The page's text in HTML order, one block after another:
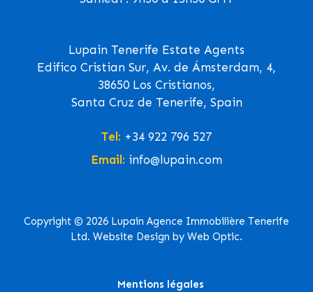
Lupain Tenerife Estate Agents
Edifico Cristian Sur, Av. de Ámsterdam, 4,
38650 Los Cristianos,
Santa Cruz de Tenerife, Spain
Tel: +34 922 796 527
Email: info@lupain.com
Copyright © 2026 Lupain Agence Immobilière Tenerife
Ltd. Website Design by Web Optic.
Mentions légales